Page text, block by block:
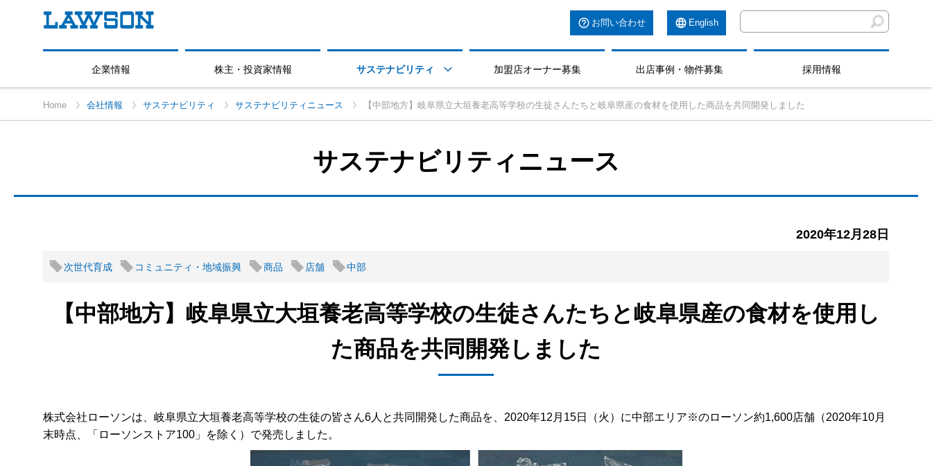
お問い合わせ English
企業情報 株主・投資家情報 サステナビリティ  加盟店オーナー募集 出店事例・物件募集 採用情報
Home 会社情報 サステナビリティ サステナビリティニュース 【中部地方】岐阜県立大垣養老高等学校の生徒さんたちと岐阜県産の食材を使用した商品を共同開発しました
サステナビリティニュース
2020年12月28日
次世代育成 コミュニティ・地域振興 商品 店舗 中部
【中部地方】岐阜県立大垣養老高等学校の生徒さんたちと岐阜県産の食材を使用し
た商品を共同開発しました
株式会社ローソンは、岐阜県立大垣養老高等学校の生徒の皆さん6人と共同開発した商品を、2020年12月15日（火）に中部エリア※のローソン約1,600店舗（2020年10月
末時点、「ローソンストア100」を除く）で発売しました。